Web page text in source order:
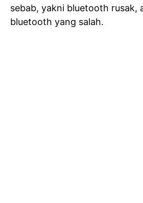
sebab, yakni bluetooth rusak,
bluetooth yang salah.